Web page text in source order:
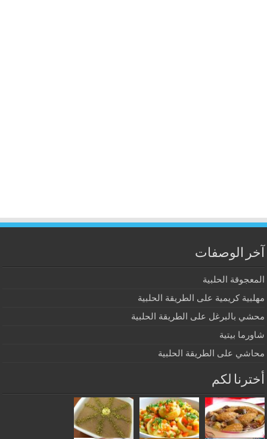
آخر الوصفات
المعجوقة الحلبية
مهلبية كريمية على الطريقة الحلبية
محشي بالبرغل على الطريقة الحلبية
شاورما بيتية
محاشي على الطريقة الحلبية
أخترنا لكم